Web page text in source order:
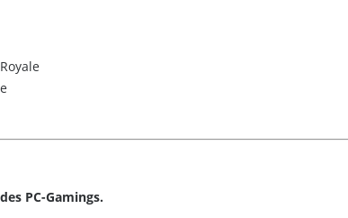
PC-Gamings.